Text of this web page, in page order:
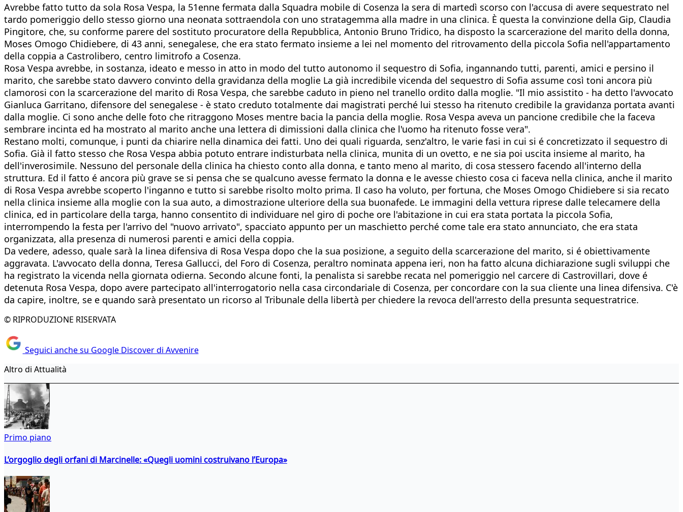
Avrebbe fatto tutto da sola Rosa Vespa, la 51enne fermata dalla Squadra mobile di Cosenza la sera di martedì scorso con l'accusa di avere sequestrato nel
tardo pomeriggio dello stesso giorno una neonata sottraendola con uno stratagemma alla madre in una clinica. È questa la convinzione della Gip, Claudia
Pingitore, che, su conforme parere del sostituto procuratore della Repubblica, Antonio Bruno Tridico, ha disposto la scarcerazione del marito della donna,
Moses Omogo Chidiebere, di 43 anni, senegalese, che era stato fermato insieme a lei nel momento del ritrovamento della piccola Sofia nell'appartamento
della coppia a Castrolibero, centro limitrofo a Cosenza.
Rosa Vespa avrebbe, in sostanza, ideato e messo in atto in modo del tutto autonomo il sequestro di Sofia, ingannando tutti, parenti, amici e persino il
marito, che sarebbe stato davvero convinto della gravidanza della moglie La già incredibile vicenda del sequestro di Sofia assume così toni ancora più
clamorosi con la scarcerazione del marito di Rosa Vespa, che sarebbe caduto in pieno nel tranello ordito dalla moglie. "Il mio assistito - ha detto l'avvocato
Gianluca Garritano, difensore del senegalese - è stato creduto totalmente dai magistrati perché lui stesso ha ritenuto credibile la gravidanza portata avanti
dalla moglie. Ci sono anche delle foto che ritraggono Moses mentre bacia la pancia della moglie. Rosa Vespa aveva un pancione credibile che la faceva
sembrare incinta ed ha mostrato al marito anche una lettera di dimissioni dalla clinica che l'uomo ha ritenuto fosse vera".
Restano molti, comunque, i punti da chiarire nella dinamica dei fatti. Uno dei quali riguarda, senz'altro, le varie fasi in cui si é concretizzato il sequestro di
Sofia. Già il fatto stesso che Rosa Vespa abbia potuto entrare indisturbata nella clinica, munita di un ovetto, e ne sia poi uscita insieme al marito, ha
dell'inverosimile. Nessuno del personale della clinica ha chiesto conto alla donna, e tanto meno al marito, di cosa stessero facendo all'interno della
struttura. Ed il fatto é ancora più grave se si pensa che se qualcuno avesse fermato la donna e le avesse chiesto cosa ci faceva nella clinica, anche il marito
di Rosa Vespa avrebbe scoperto l'inganno e tutto si sarebbe risolto molto prima. Il caso ha voluto, per fortuna, che Moses Omogo Chidiebere si sia recato
nella clinica insieme alla moglie con la sua auto, a dimostrazione ulteriore della sua buonafede. Le immagini della vettura riprese dalle telecamere della
clinica, ed in particolare della targa, hanno consentito di individuare nel giro di poche ore l'abitazione in cui era stata portata la piccola Sofia,
interrompendo la festa per l'arrivo del "nuovo arrivato", spacciato appunto per un maschietto perché come tale era stato annunciato, che era stata
organizzata, alla presenza di numerosi parenti e amici della coppia.
Da vedere, adesso, quale sarà la linea difensiva di Rosa Vespa dopo che la sua posizione, a seguito della scarcerazione del marito, si é obiettivamente
aggravata. L'avvocato della donna, Teresa Gallucci, del Foro di Cosenza, peraltro nominata appena ieri, non ha fatto alcuna dichiarazione sugli sviluppi che
ha registrato la vicenda nella giornata odierna. Secondo alcune fonti, la penalista si sarebbe recata nel pomeriggio nel carcere di Castrovillari, dove é
detenuta Rosa Vespa, dopo avere partecipato all'interrogatorio nella casa circondariale di Cosenza, per concordare con la sua cliente una linea difensiva. C'è
da capire, inoltre, se e quando sarà presentato un ricorso al Tribunale della libertà per chiedere la revoca dell'arresto della presunta sequestratrice.
© RIPRODUZIONE RISERVATA
Seguici anche su Google Discover di Avvenire
Altro di Attualità
Primo piano
L’orgoglio degli orfani di Marcinelle: «Quegli uomini costruivano l’Europa»